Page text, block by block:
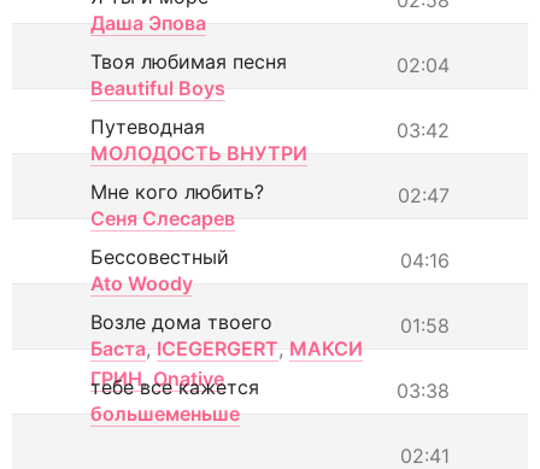
Даша Эпова
02:04
Твоя любимая песня
Beautiful Boys
03:42
Путеводная
МОЛОДОСТЬ ВНУТРИ
02:47
Мне кого любить?
Сеня Слесарев
04:16
Бессовестный
Ato Woody
01:58
Возле дома твоего
Баста, ICEGERGERT, МАКСИ
ГРИН, Onative 03:38
тебе все кажется
большеменьше
02:41